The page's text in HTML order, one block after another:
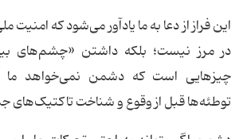
این فراز از دعا به ما یادآور می‌شود که امنیت
در مرز نیست؛ بلکه داشتن «چشم‌های
چیزهایی است که دشمن نمی‌خواهد
توطئه‌ها قبل از وقوع و شناخت تاکتیک‌های